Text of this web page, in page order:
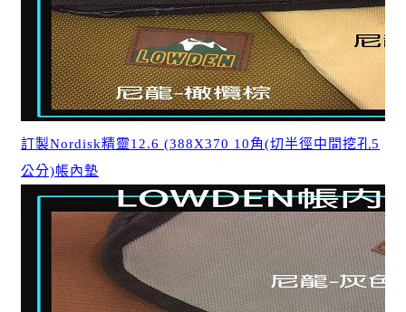
訂製Nordisk精靈12.6 (388X370 10角(切半徑中間挖孔5
公分)帳內墊